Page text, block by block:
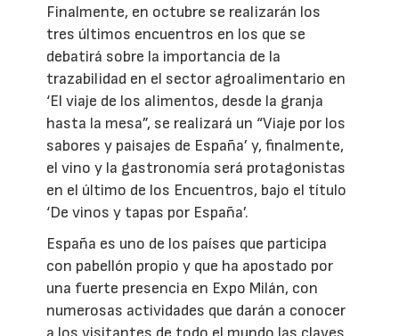
Finalmente, en octubre se realizarán los
tres últimos encuentros en los que se
debatirá sobre la importancia de la
trazabilidad en el sector agroalimentario en
‘El viaje de los alimentos, desde la granja
hasta la mesa”, se realizará un “Viaje por los
sabores y paisajes de España’ y, finalmente,
el vino y la gastronomía será protagonistas
en el último de los Encuentros, bajo el título
‘De vinos y tapas por España’.
España es uno de los países que participa
con pabellón propio y que ha apostado por
una fuerte presencia en Expo Milán, con
numerosas actividades que darán a conocer